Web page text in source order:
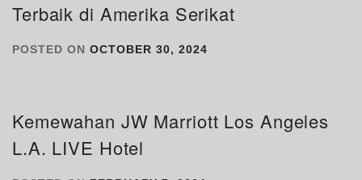
Terbaik di Amerika Serikat
POSTED ON OCTOBER 30, 2024
Kemewahan JW Marriott Los Angeles
L.A. LIVE Hotel